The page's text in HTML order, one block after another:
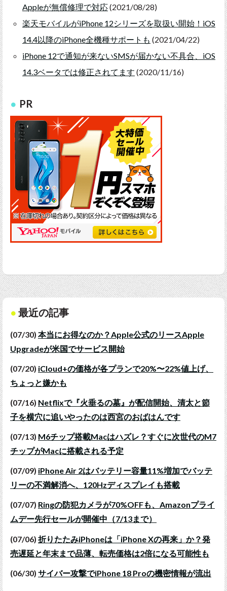
Appleが無償修理で対応(2021/08/28)
楽天モバイルがiPhone 12シリーズを取扱い開始！iOS
14.4以降のiPhone全機種サポートも (2021/04/22)
iPhone 12で通知が来ないSMSが届かない不具合、iOS
14.3ベータでは修正されてます (2020/11/16)
PR
最近の記事
(07/30) 本当にお得なのか？Apple公式のリースApple
Upgradeが米国でサービス開始
(07/20) iCloud+の価格が各プランで20%〜22%値上げ、
ちょっと嫌かも
(07/16) Netflixで『火垂るの墓』が配信開始、清太と節
子を横穴に追いやったのは西宮のおばはんです
(07/13) M6チップ搭載Macはハズレ？すぐに次世代のM7
チップがMacに搭載される予定
(07/09) iPhone Air 2はバッテリー容量11%増加でバッテ
リーの不満解消へ、120Hzディスプレイも搭載
(07/07) Ringの防犯カメラが70%OFFも、Amazonプライ
ムデー先行セールが開催中（7/13まで）
(07/06) 折りたたみiPhoneは「iPhone Xの再来」か？発
売遅延と年末まで品薄、転売価格は2倍になる可能性も
(06/30) サイバー攻撃でiPhone 18 Proの機密情報が流出